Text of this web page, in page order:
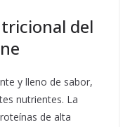
del
y lleno de sabor,
nutrientes. La
de alta